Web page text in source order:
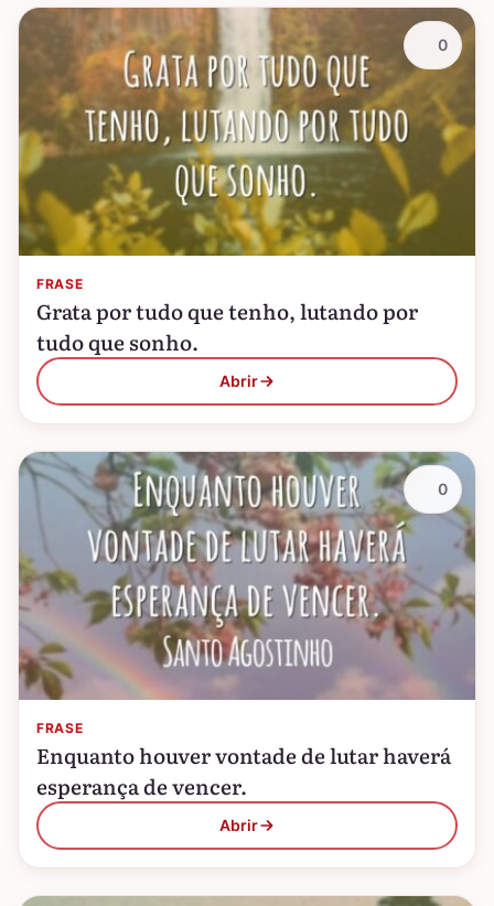
FRASE
Grata por tudo que tenho, lutando por
tudo que sonho.
Abrir
0
FRASE
Enquanto houver vontade de lutar haverá
esperança de vencer.
Abrir
0